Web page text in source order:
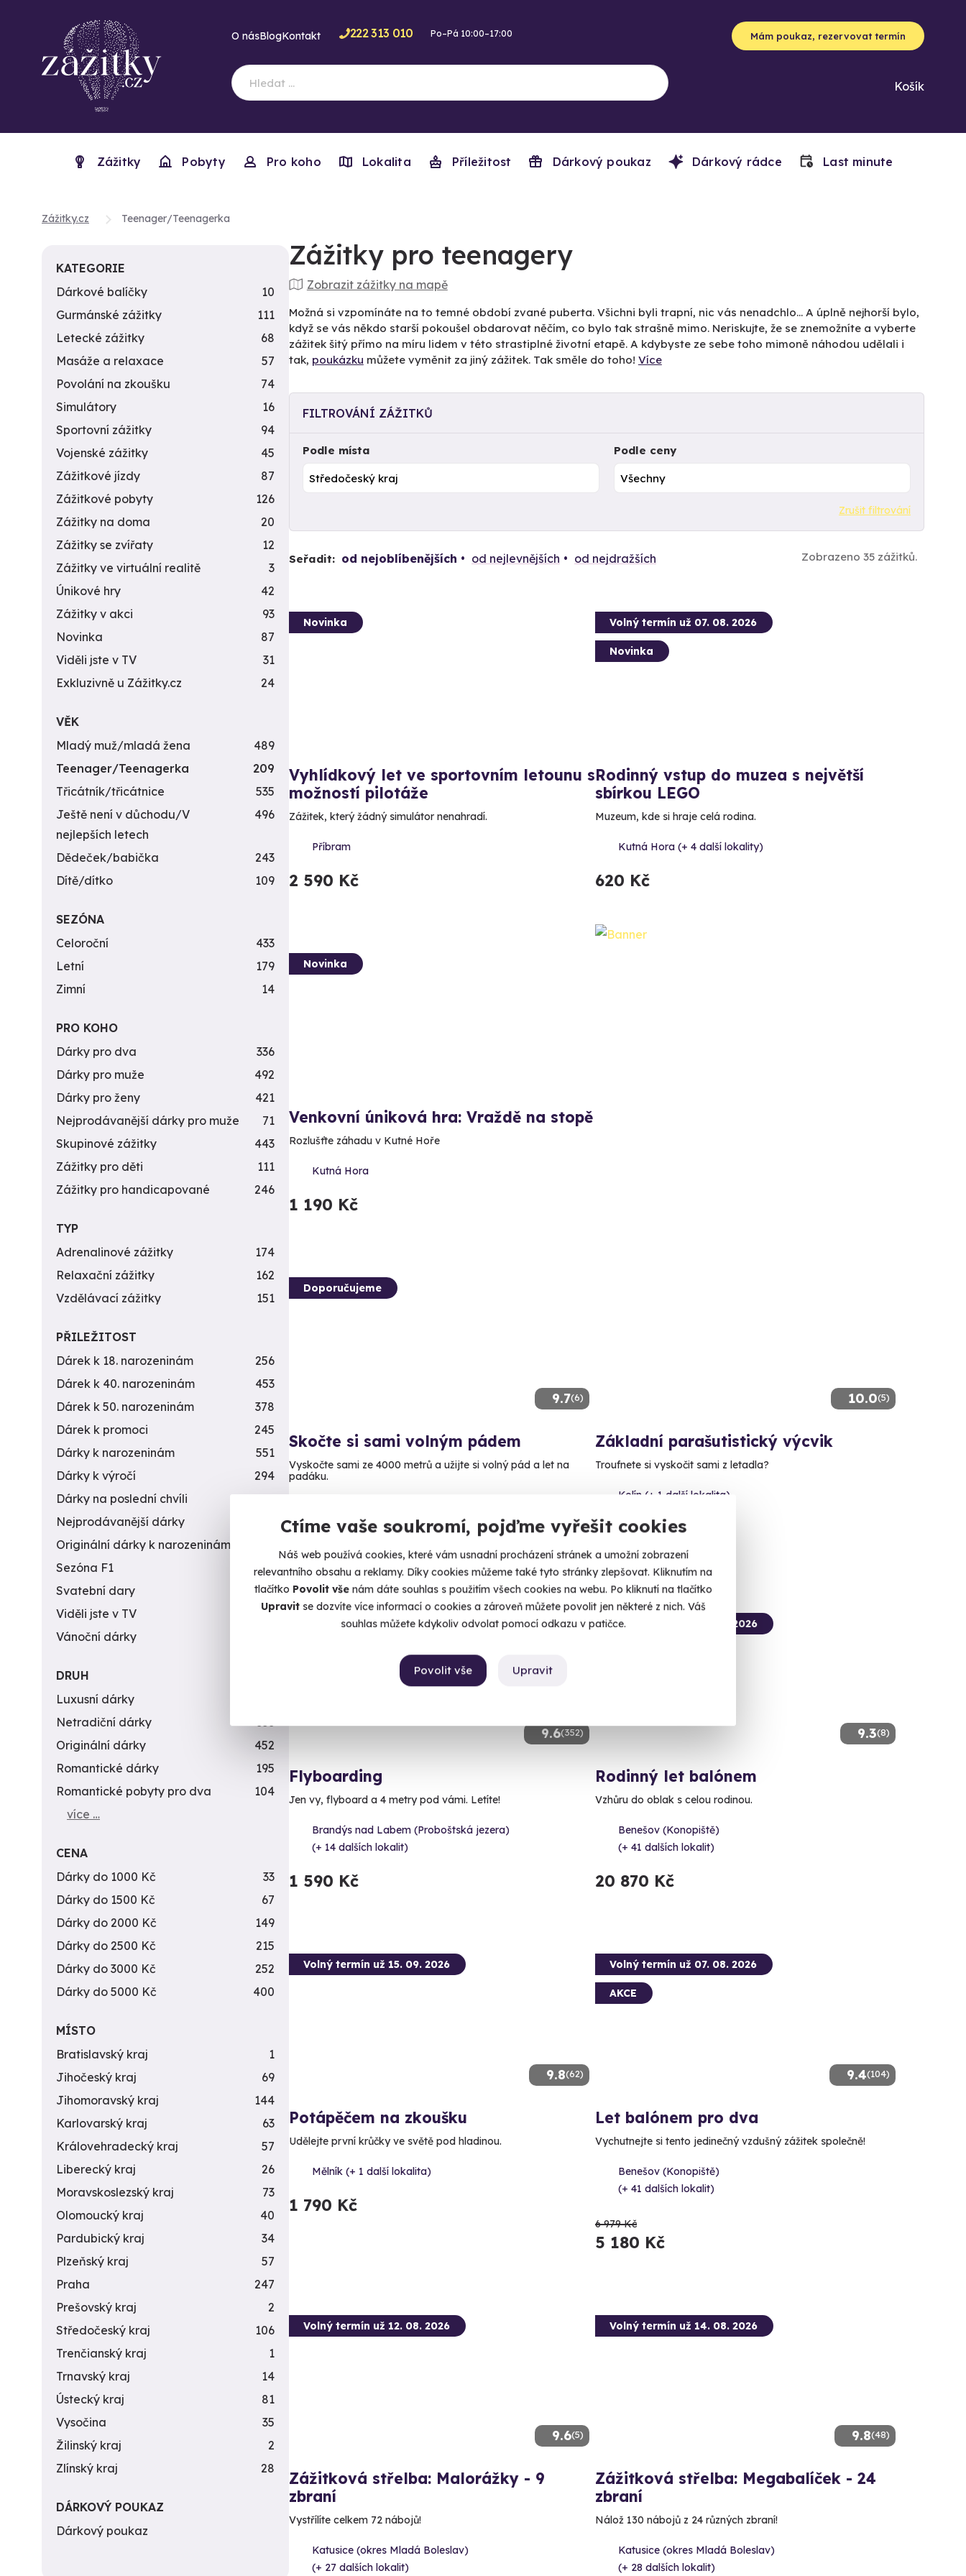
Ctíme vaše soukromí, pojďme vyřešit cookies
Náš web používá cookies, které vám usnadní procházení stránek a umožní zobrazení
relevantního obsahu a reklamy. Díky cookies můžeme také tyto stránky zlepšovat. Kliknutím na
tlačítko Povolit vše nám dáte souhlas s použitím všech cookies na webu. Po kliknutí na tlačítko
Upravitse dozvíte více informací o cookies a zároveň můžete povolit jen některé z nich. Váš
souhlas můžete kdykoliv odvolat pomocí odkazu v patičce.
Upravit
Povolit vše
O násBlogKontakt 222 313 010 Po–Pá 10:00–17:00 Mám poukaz, rezervovat termín
Košík
Zážitky Pobyty Pro koho Lokalita Příležitost Dárkový poukaz Dárkový rádce Last minute
Zážitky.cz Teenager/Teenagerka
Zážitky pro teenagery
Zobrazit zážitky na mapě
Možná si vzpomínáte na to temné období zvané puberta. Všichni byli trapní, nic vás nenadchlo... A úplně nejhorší bylo,
když se vás někdo starší pokoušel obdarovat něčím, co bylo tak strašně mimo. Neriskujte, že se znemožníte a vyberte
zážitek šitý přímo na míru lidem v této strastiplné životní etapě. A kdybyste ze sebe toho mimoně náhodou udělali i
tak, poukázku můžete vyměnit za jiný zážitek. Tak směle do toho! Více
FILTROVÁNÍ ZÁŽITKŮ
Podle místa Podle ceny
Zrušit filtrování
Seřadit: od nejoblíbenějších od nejlevnějších od nejdražších Zobrazeno 35 zážitků.
Novinka
Vyhlídkový let ve sportovním letounu s
možností pilotáže
Zážitek, který žádný simulátor nenahradí.
Příbram
2 590 Kč
Volný termín už 07. 08. 2026
Novinka
Rodinný vstup do muzea s největší
sbírkou LEGO
Muzeum, kde si hraje celá rodina.
Kutná Hora (+ 4 další lokality)
620 Kč
Novinka
Venkovní úniková hra: Vraždě na stopě
Rozlušťte záhadu v Kutné Hoře
Kutná Hora
1 190 Kč
9.7(6)
Doporučujeme
Skočte si sami volným pádem
Vyskočte sami ze 4000 metrů a užijte si volný pád a let na
padáku.
8 990 Kč
10.0(5)
Základní parašutistický výcvik
Troufnete si vyskočit sami z letadla?
Kolín (+ 1 další lokalita)
3 971 Kč
9.6(352)
Volný termín už 07. 08. 2026
Flyboarding
Jen vy, flyboard a 4 metry pod vámi. Letíte!
Brandýs nad Labem (Proboštská jezera)
(+ 14 dalších lokalit)
1 590 Kč
9.3(8)
Volný termín už 10. 08. 2026
Rodinný let balónem
Vzhůru do oblak s celou rodinou.
Benešov (Konopiště)
(+ 41 dalších lokalit)
20 870 Kč
9.8(62)
Volný termín už 15. 09. 2026
Potápěčem na zkoušku
Udělejte první krůčky ve světě pod hladinou.
Mělník (+ 1 další lokalita)
1 790 Kč
9.4(104)
Volný termín už 07. 08. 2026
AKCE
Let balónem pro dva
Vychutnejte si tento jedinečný vzdušný zážitek společně!
Benešov (Konopiště)
(+ 41 dalších lokalit)
6 979 Kč
5 180 Kč
9.6(5)
Volný termín už 12. 08. 2026
Zážitková střelba: Malorážky - 9
zbraní
Vystřílíte celkem 72 nábojů!
Katusice (okres Mladá Boleslav)
(+ 27 dalších lokalit)
9.8(48)
Volný termín už 14. 08. 2026
Zážitková střelba: Megabalíček - 24
zbraní
Nálož 130 nábojů z 24 různých zbraní!
Katusice (okres Mladá Boleslav)
(+ 28 dalších lokalit)
KATEGORIE
Dárkové balíčky
10
Gurmánské zážitky
111
Letecké zážitky
68
Masáže a relaxace
57
Povolání na zkoušku
74
Simulátory
16
Sportovní zážitky
94
Vojenské zážitky
45
Zážitkové jízdy
87
Zážitkové pobyty
126
Zážitky na doma
20
Zážitky se zvířaty
12
Zážitky ve virtuální realitě
3
Únikové hry
42
Zážitky v akci
93
Novinka
87
Viděli jste v TV
31
Exkluzivně u Zážitky.cz
24
VĚK
Mladý muž/mladá žena
489
Teenager/Teenagerka
209
Třicátník/třicátnice
535
Ještě není v důchodu/V
nejlepších letech
496
Dědeček/babička
243
Dítě/dítko
109
SEZÓNA
Celoroční
433
Letní
179
Zimní
14
PRO KOHO
Dárky pro dva
336
Dárky pro muže
492
Dárky pro ženy
421
Nejprodávanější dárky pro muže
71
Skupinové zážitky
443
Zážitky pro děti
111
Zážitky pro handicapované
246
TYP
Adrenalinové zážitky
174
Relaxační zážitky
162
Vzdělávací zážitky
151
PŘILEŽITOST
Dárek k 18. narozeninám
256
Dárek k 40. narozeninám
453
Dárek k 50. narozeninám
378
Dárek k promoci
245
Dárky k narozeninám
551
Dárky k výročí
294
Dárky na poslední chvíli
450
Nejprodávanější dárky
Originální dárky k narozeninám
Sezóna F1
4
Svatební dary
196
Viděli jste v TV
31
Vánoční dárky
DRUH
Luxusní dárky
Netradiční dárky
353
Originální dárky
452
Romantické dárky
195
Romantické pobyty pro dva
104
více …
CENA
Dárky do 1000 Kč
33
Dárky do 1500 Kč
67
Dárky do 2000 Kč
149
Dárky do 2500 Kč
215
Dárky do 3000 Kč
252
Dárky do 5000 Kč
400
MÍSTO
Bratislavský kraj
1
Jihočeský kraj
69
Jihomoravský kraj
144
Karlovarský kraj
63
Královehradecký kraj
57
Liberecký kraj
26
Moravskoslezský kraj
73
Olomoucký kraj
40
Pardubický kraj
34
Plzeňský kraj
57
Praha
247
Prešovský kraj
2
Středočeský kraj
106
Trenčianský kraj
1
Trnavský kraj
14
Ústecký kraj
81
Vysočina
35
Žilinský kraj
2
Zlínský kraj
28
DÁRKOVÝ POUKAZ
Dárkový poukaz